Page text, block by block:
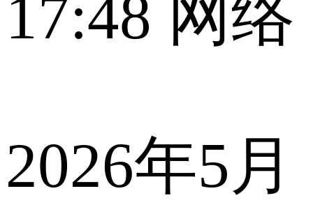
17:48 网络
2026年5月